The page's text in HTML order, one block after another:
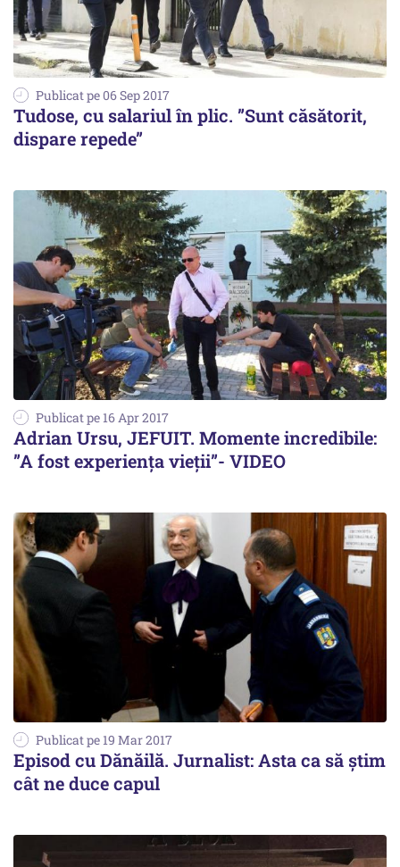
Publicat pe 06 Sep 2017
Tudose, cu salariul în plic. ”Sunt căsătorit,
dispare repede”
Publicat pe 16 Apr 2017
Adrian Ursu, JEFUIT. Momente incredibile:
”A fost experiența vieții”- VIDEO
Publicat pe 19 Mar 2017
Episod cu Dănăilă. Jurnalist: Asta ca să știm
cât ne duce capul